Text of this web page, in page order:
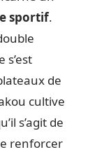
sportif.
de
cultive
s’agit de
renforcer